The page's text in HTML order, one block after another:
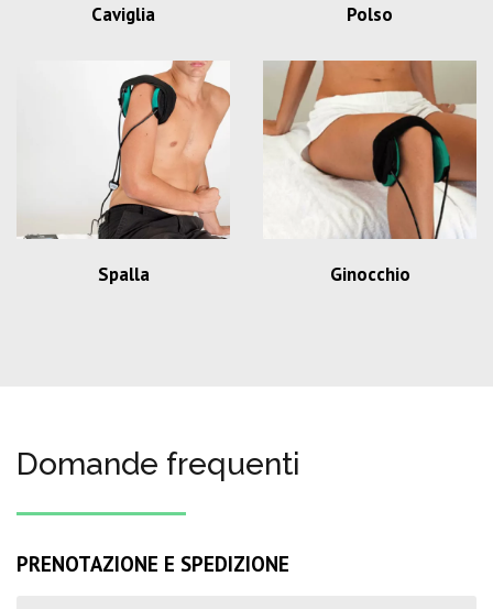
Caviglia Polso
Spalla Ginocchio
Domande frequenti
PRENOTAZIONE E SPEDIZIONE